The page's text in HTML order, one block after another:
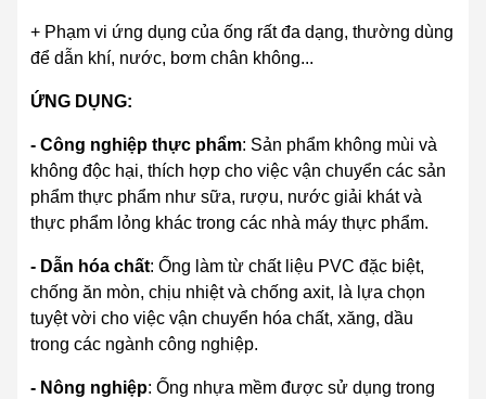
+ Phạm vi ứng dụng của ống rất đa dạng, thường dùng
để dẫn khí, nước, bơm chân không...
ỨNG DỤNG:
- Công nghiệp thực phẩm: Sản phẩm không mùi và
không độc hại, thích hợp cho việc vận chuyển các sản
phẩm thực phẩm như sữa, rượu, nước giải khát và
thực phẩm lỏng khác trong các nhà máy thực phẩm.
- Dẫn hóa chất: Ống làm từ chất liệu PVC đặc biệt,
chống ăn mòn, chịu nhiệt và chống axit, là lựa chọn
tuyệt vời cho việc vận chuyển hóa chất, xăng, dầu
trong các ngành công nghiệp.
- Nông nghiệp: Ống nhựa mềm được sử dụng trong